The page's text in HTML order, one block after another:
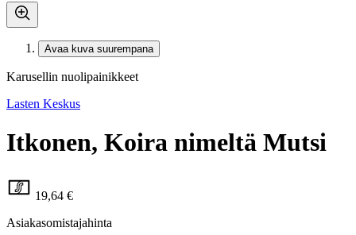
Avaa kuva suurempana
Karusellin nuolipainikkeet
Lasten Keskus
Itkonen, Koira nimeltä Mutsi
19,64 €
Asiakasomistajahinta